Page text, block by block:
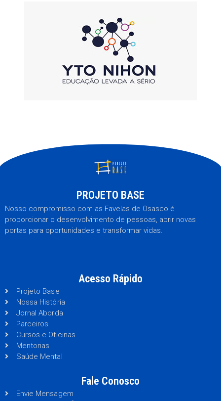
PROJETO BASE
Nosso compromisso com as Favelas de Osasco é
proporcionar o desenvolvimento de pessoas, abrir novas
portas para oportunidades e transformar vidas.
Acesso Rápido
Projeto Base
Nossa História
Jornal Aborda
Parceiros
Cursos e Oficinas
Mentorias
Saúde Mental
Fale Conosco
Envie Mensagem